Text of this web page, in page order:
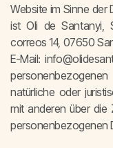
Website im Sinne der
ist Oli de Santanyi,
correos 14, 07650
E-Mail:
natürliche oder
mit anderen über die
personenbezogenen